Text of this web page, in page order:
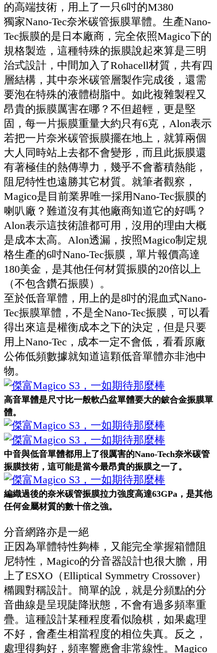
的高端技術，用上了一只 6吋的M380
獨家Nano-Tec奈米碳管振膜單體。生產Nano-
Tec振膜的是日本廠商，完全依照Magico下的
規格製造，這種特殊的振膜說起來算是三明
治式設計，中間加入了Rohacell材質，共有四
層結構，其中奈米碳管層製作完成後，還需
要泡在特殊的液體樹脂中。如此複雜製程又
昂貴的振膜厲害在哪？不但超輕，更是堅
固，每一片振膜重量大約只有6克 ， Alon表示
若把一片奈米碳管振膜擺在地上，就算兩個
大人同時站上去都不會變形，而且此振膜還
有著極佳的熱傳導力，幾乎不會蓄積熱能，
阻尼特性也遠勝其它材質。就筆者觀察，
Magico是目前業界唯一採用Nano-Tec振膜的
喇叭廠？難道沒有其他廠商知道它的好嗎？
Alon表示這技術誰都可用，沒用的理由大概
是成本太高。 Alon透漏，按照Magico制定規
格生產的6吋Nano-Tec振膜，單片報價高達
180美金，是其他任何材質振膜的20倍以上
（不包含鑽石振膜）。
至於低音單體，用上的是8吋的混血式Nano-
Tec振膜單體，不是全Nano-Tec振膜，可以看
得出來這是權衡成本之下的決定，但是只要
用上Nano-Tec ，成本一定不會低，看看原廠
公佈低頻數據就知道這顆低音單體亦非池中
物。
高音單體是尺寸比一般軟凸盆單體要大的鈹合金振膜單
體。
中音與低音單體都用上了很厲害的Nano-Tech奈米碳管
振膜技術，這可能是當今最昂貴的振膜之一了。
編織過後的奈米碳管振膜拉力強度高達63GPa，是其他
任何金屬材質的數十倍之強。
分音網路亦是一絕
正因為單體特性夠棒，又能完全掌握箱體阻
尼特性， Magico的分音器設計也很大膽，用
上了ESXO （Elliptical Symmetry Crossover）
橢圓對稱設計。簡單的說，就是分頻點的分
音曲線是呈現陡降狀態，不會有過多頻率重
疊。這種設計某種程度看似險棋，如果處理
不好，會產生相當程度的相位失真。反之，
處理得夠好，頻率響應會非常線性。 Magico